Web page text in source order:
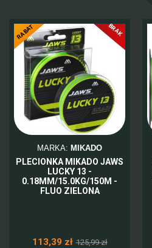
-10%
RABAT BRAK
MARKA: MIKADO
PLECIONKA MIKADO JAWS
LUCKY 13 -
0.18MM/15.0KG/150M -
FLUO ZIELONA
113,39 zł 125,99 zł